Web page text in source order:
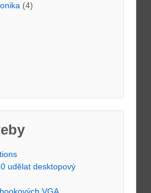
(4)
udělat desktopový